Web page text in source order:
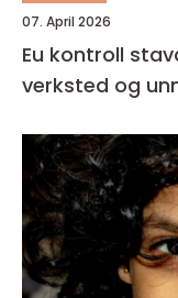
07. April 2026
Eu kontroll stavanger slik
verksted og